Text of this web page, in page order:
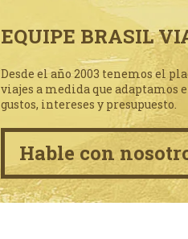
EQUIPE BRASIL
Desde el año 2003 tenemos el
viajes a medida que adaptamos
gustos, intereses y presupuesto.
Hable con